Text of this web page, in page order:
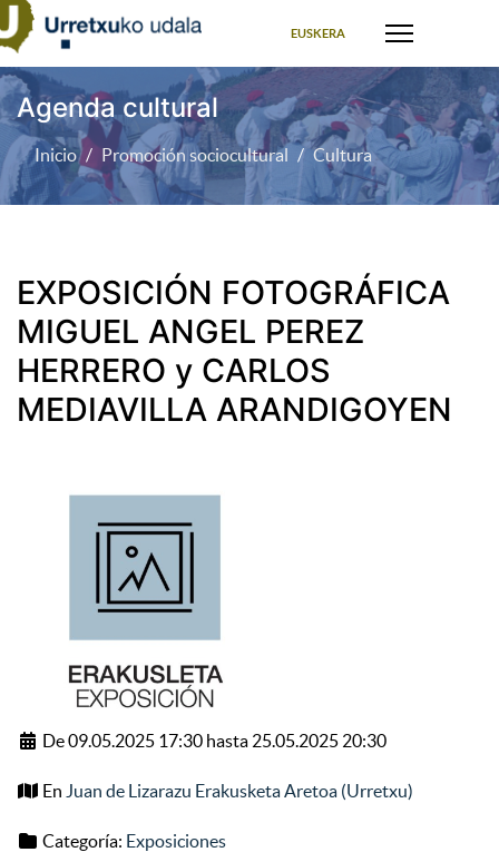
EUSKERA
Agenda cultural
Inicio Promoción sociocultural Cultura
EXPOSICIÓN FOTOGRÁFICA
MIGUEL ANGEL PEREZ
HERRERO y CARLOS
MEDIAVILLA ARANDIGOYEN
De 09.05.2025 17:30 hasta 25.05.2025 20:30
En Juan de Lizarazu Erakusketa Aretoa (Urretxu)
Categoría: Exposiciones